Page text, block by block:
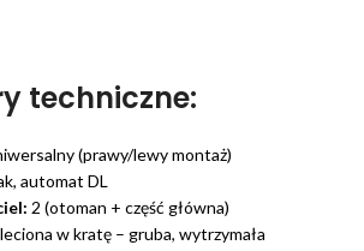
techniczne:
(prawy/lewy montaż)
automat DL
2 (otoman + część główna)
w kratę – gruba, wytrzymała